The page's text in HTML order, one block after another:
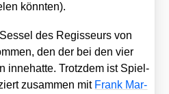
könn­ten).
des Regis­seurs von
den der bei den vier
inne­hat­te. Trotz­dem ist Spiel­
zusam­men mit Frank Mar­